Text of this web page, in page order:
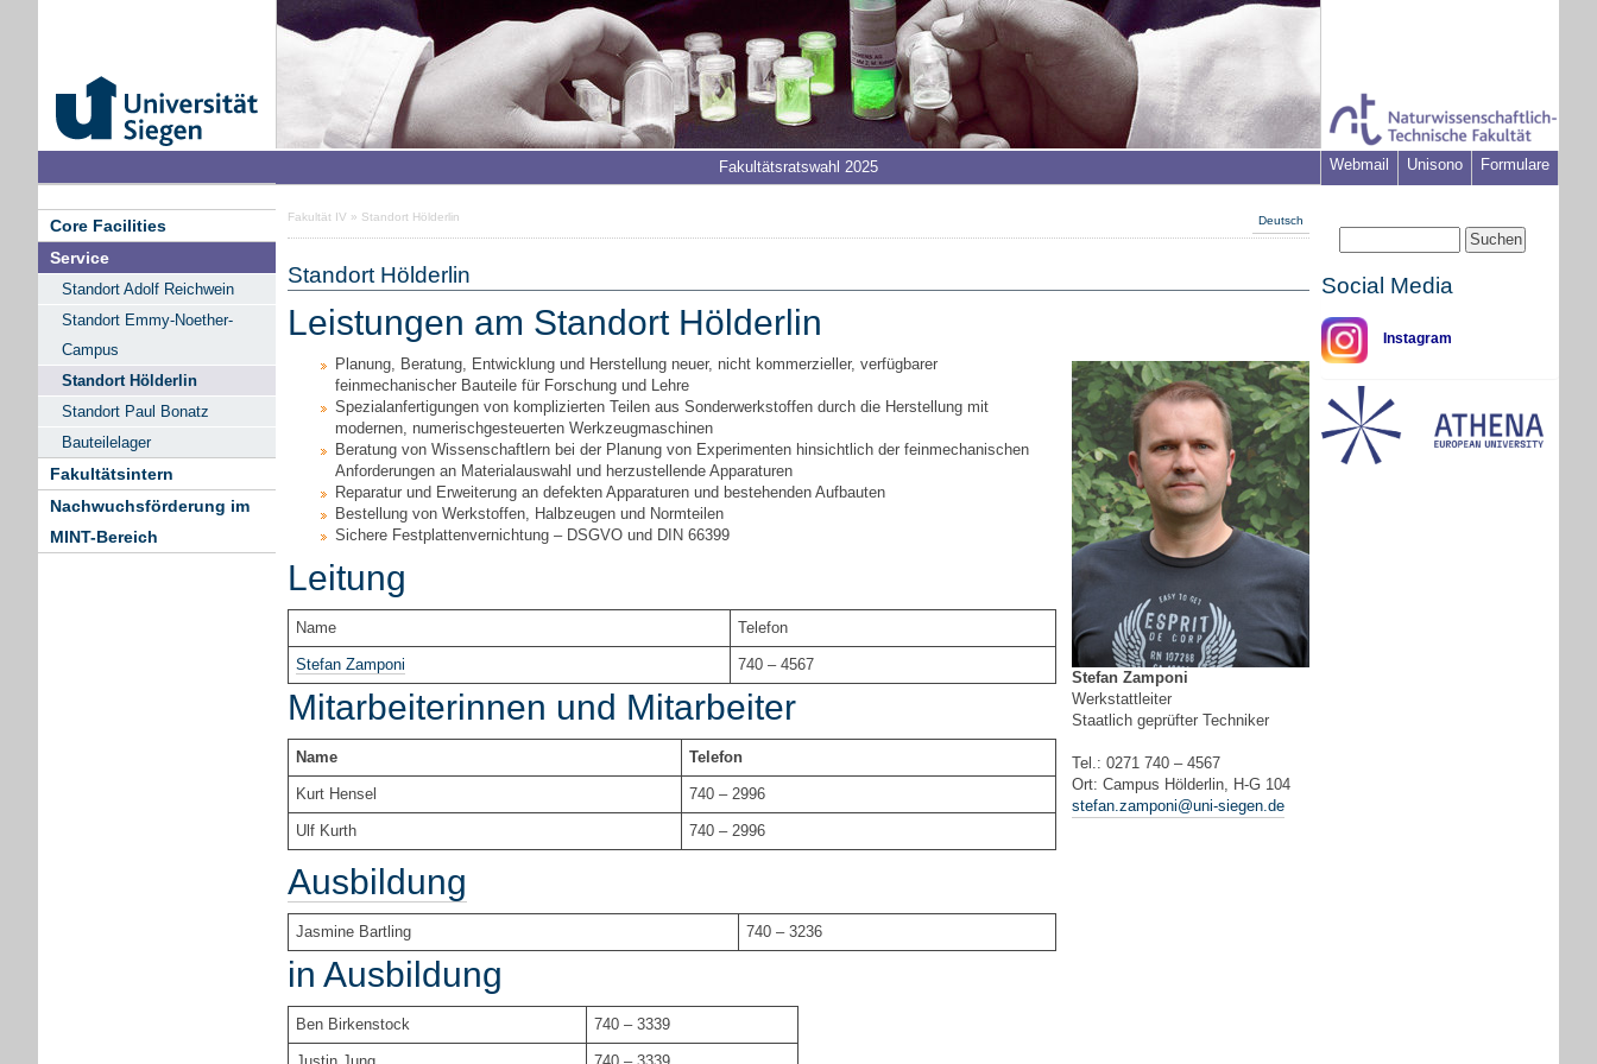
Fakultätsratswahl 2025 Webmail Unisono Formulare
Core Facilities
Service
Standort Adolf Reichwein
Standort Emmy-Noether-
Campus
Standort Hölderlin
Standort Paul Bonatz
Bauteilelager
Fakultätsintern
Nachwuchsförderung im
MINT-Bereich
Fakultät IV » Standort Hölderlin Deutsch
Standort Hölderlin
Leistungen am Standort Hölderlin
Stefan Zamponi
Werkstattleiter
Staatlich geprüfter Techniker
Tel.: 0271 740 – 4567
Ort: Campus Hölderlin, H-G 104
stefan.zamponi@uni-siegen.de
Planung, Beratung, Entwicklung und Herstellung neuer, nicht kommerzieller, verfügbarer
feinmechanischer Bauteile für Forschung und Lehre
Spezialanfertigungen von komplizierten Teilen aus Sonderwerkstoffen durch die Herstellung mit
modernen, numerischgesteuerten Werkzeugmaschinen
Beratung von Wissenschaftlern bei der Planung von Experimenten hinsichtlich der feinmechanischen
Anforderungen an Materialauswahl und herzustellende Apparaturen
Reparatur und Erweiterung an defekten Apparaturen und bestehenden Aufbauten
Bestellung von Werkstoffen, Halbzeugen und Normteilen
Sichere Festplattenvernichtung – DSGVO und DIN 66399
Leitung
Name Telefon
Stefan Zamponi 740 – 4567
Mitarbeiterinnen und Mitarbeiter
Name Telefon
Kurt Hensel 740 – 2996
Ulf Kurth 740 – 2996
Ausbildung
Jasmine Bartling 740 – 3236
in Ausbildung
Ben Birkenstock 740 – 3339
Social Media
Instagram